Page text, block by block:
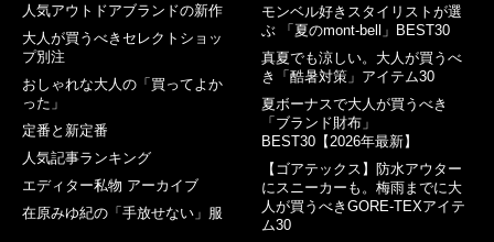
人気アウトドアブランドの新作
大人が買うべきセレクトショッ
プ別注
おしゃれな大人の「買ってよか
った」
定番と新定番
人気記事ランキング
エディター私物 アーカイブ
在原みゆ紀の「手放せない」服
モンベル好きスタイリストが選
ぶ 「夏のmont-bell」BEST30
真夏でも涼しい。大人が買うべ
き「酷暑対策」アイテム30
夏ボーナスで大人が買うべき
「ブランド財布」
BEST30【2026年最新】
【ゴアテックス】防水アウター
にスニーカーも。梅雨までに大
人が買うべきGORE-TEXアイテ
ム30